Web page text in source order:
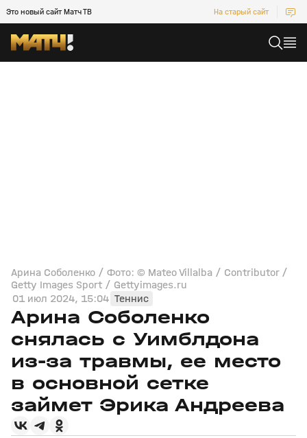
Это новый сайт Матч ТВ На старый сайт
Арина Соболенко / Фото: © Mateo Villalba / Contributor /
Getty Images Sport / Gettyimages.ru
01 июл 2024, 15:04 Теннис
Арина Соболенко
снялась с Уимблдона
из‑за травмы, ее место
в основной сетке
займет Эрика Андреева